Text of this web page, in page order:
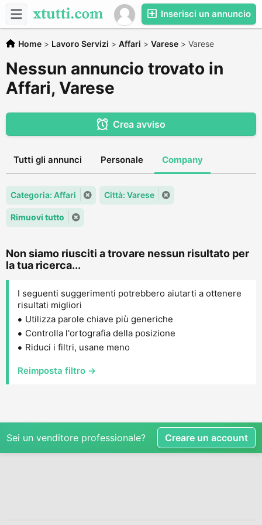
Inserisci un annuncio
Home > Lavoro Servizi > Affari > Varese > Varese
Nessun annuncio trovato in
Affari, Varese
Crea avviso
Tutti gli annunci Personale Company
Categoria: Affari Città: Varese
Rimuovi tutto
Non siamo riusciti a trovare nessun risultato per
la tua ricerca...
I seguenti suggerimenti potrebbero aiutarti a ottenere
risultati migliori
Utilizza parole chiave più generiche
Controlla l'ortografia della posizione
Riduci i filtri, usane meno
Reimposta filtro →
Sei un venditore professionale? Creare un account